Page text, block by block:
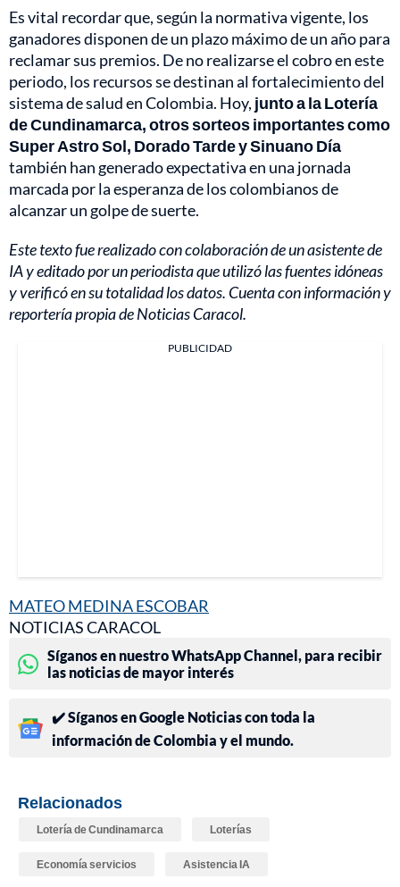
Es vital recordar que, según la normativa vigente, los
ganadores disponen de un plazo máximo de un año para
reclamar sus premios. De no realizarse el cobro en este
periodo, los recursos se destinan al fortalecimiento del
sistema de salud en Colombia. Hoy, junto a la Lotería
de Cundinamarca, otros sorteos importantes como
Super Astro Sol, Dorado Tarde y Sinuano Día
también han generado expectativa en una jornada
marcada por la esperanza de los colombianos de
alcanzar un golpe de suerte.
Este texto fue realizado con colaboración de un asistente de
IA y editado por un periodista que utilizó las fuentes idóneas
y verificó en su totalidad los datos. Cuenta con información y
reportería propia de Noticias Caracol.
PUBLICIDAD
MATEO MEDINA ESCOBAR
NOTICIAS CARACOL
Síganos en nuestro WhatsApp Channel, para recibir
las noticias de mayor interés
✔️ Síganos en Google Noticias con toda la
información de Colombia y el mundo.
Relacionados
Lotería de Cundinamarca Loterías
Economía servicios Asistencia IA